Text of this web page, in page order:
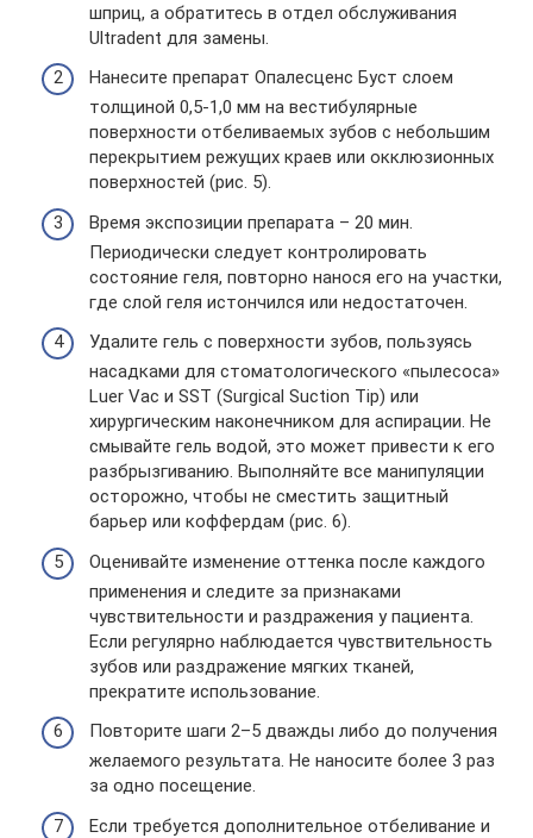
шприц, а обратитесь в отдел обслуживания
Ultradent для замены.
Нанесите препарат Опалесценс Буст слоем
толщиной 0,5-1,0 мм на вестибулярные
поверхности отбеливаемых зубов с небольшим
перекрытием режущих краев или окклюзионных
поверхностей (рис. 5).
Время экспозиции препарата – 20 мин.
Периодически следует контролировать
состояние геля, повторно нанося его на участки,
где слой геля истончился или недостаточен.
Удалите гель с поверхности зубов, пользуясь
насадками для стоматологического «пылесоса»
Luer Vac и SST (Surgical Suction Tip) или
хирургическим наконечником для аспирации. Не
смывайте гель водой, это может привести к его
разбрызгиванию. Выполняйте все манипуляции
осторожно, чтобы не сместить защитный
барьер или коффердам (рис. 6).
Оценивайте изменение оттенка после каждого
применения и следите за признаками
чувствительности и раздражения у пациента.
Если регулярно наблюдается чувствительность
зубов или раздражение мягких тканей,
прекратите использование.
Повторите шаги 2–5 дважды либо до получения
желаемого результата. Не наносите более 3 раз
за одно посещение.
Если требуется дополнительное отбеливание и